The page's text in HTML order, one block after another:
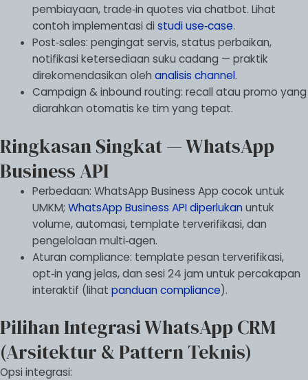
pembiayaan, trade‑in quotes via chatbot. Lihat
contoh implementasi di studi use‑case.
Post‑sales: pengingat servis, status perbaikan,
notifikasi ketersediaan suku cadang — praktik
direkomendasikan oleh analisis channel.
Campaign & inbound routing: recall atau promo yang
diarahkan otomatis ke tim yang tepat.
Ringkasan Singkat — WhatsApp
Business API
Perbedaan: WhatsApp Business App cocok untuk
UMKM; WhatsApp Business API diperlukanuntuk
volume, automasi, template terverifikasi, dan
pengelolaan multi‑agen.
Aturan compliance: template pesan terverifikasi,
opt‑in yang jelas, dan sesi 24 jam untuk percakapan
interaktif (lihat panduan compliance).
Pilihan Integrasi WhatsApp CRM
(Arsitektur & Pattern Teknis)
Opsi integrasi: